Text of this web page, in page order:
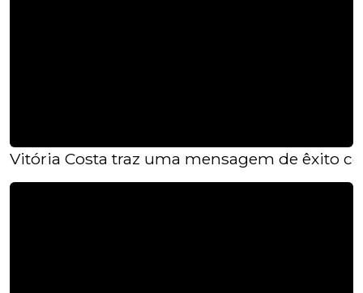
Vitória Costa traz uma mensagem de êxito